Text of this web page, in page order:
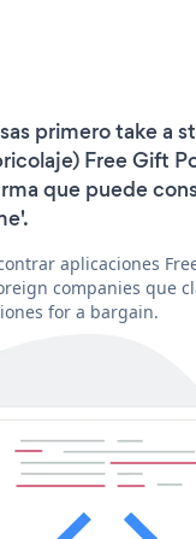
primero take a
Free Gift
que puede
aplicaciones
companies que
for a bargain.